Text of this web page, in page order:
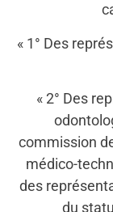
« 1° Des
« 2° Des
commission
médico-
des
du